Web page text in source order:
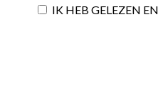
IK HEB GELEZEN